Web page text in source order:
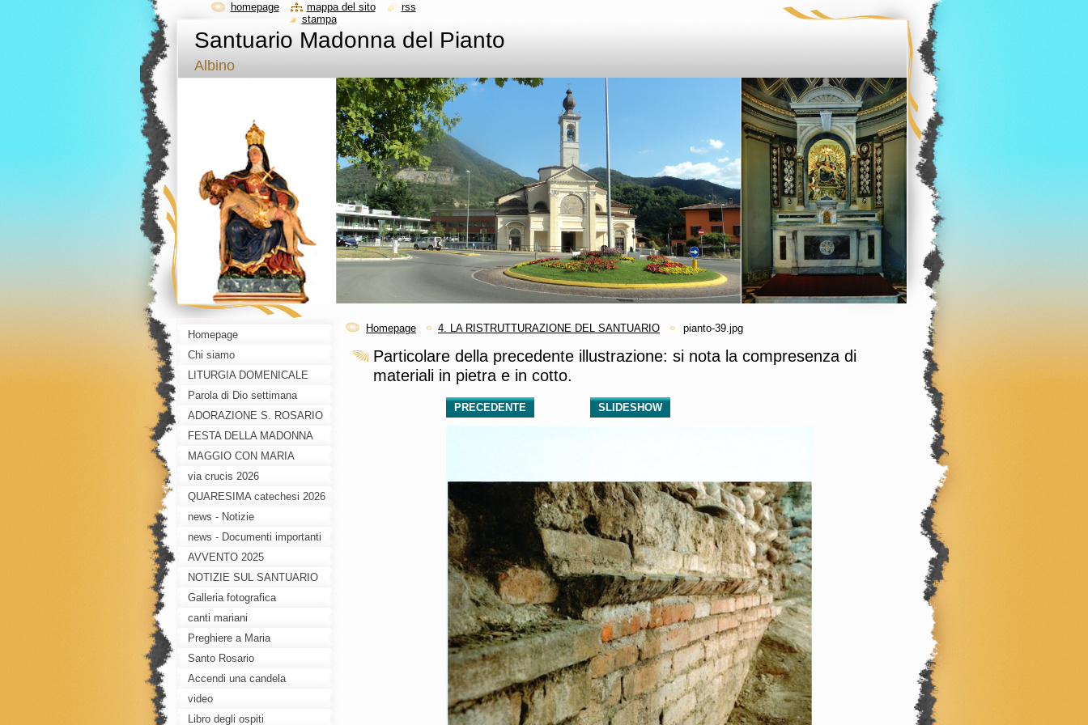
Santuario Madonna del Pianto
Albino
Homepage 4. LA RISTRUTTURAZIONE DEL SANTUARIO pianto-39.jpg
Particolare della precedente illustrazione: si nota la compresenza di
materiali in pietra e in cotto.
PRECEDENTE SLIDESHOW
Homepage
Chi siamo
LITURGIA DOMENICALE
Parola di Dio settimana
ADORAZIONE S. ROSARIO
MEDITATO
FESTA DELLA MADONNA
DEL PIANTO
MAGGIO CON MARIA
via crucis 2026
QUARESIMA catechesi 2026
news - Notizie
news - Documenti importanti
AVVENTO 2025
NOTIZIE SUL SANTUARIO
Galleria fotografica
canti mariani
Preghiere a Maria
Santo Rosario
Accendi una candela
video
Libro degli ospiti
homepage mappa del sito
rss
stampa